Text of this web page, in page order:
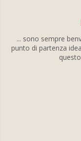
... sono sempre
punto di partenza